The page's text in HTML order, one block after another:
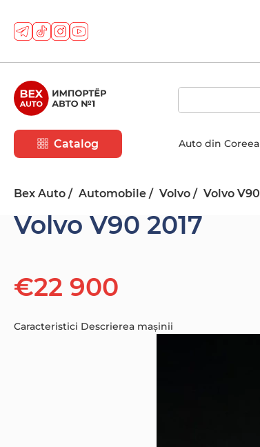
Catalog Auto din Coreea
Bex Auto Automobile Volvo Volvo V90
Volvo V90 2017
€22 900
Caracteristici Descrierea mașinii